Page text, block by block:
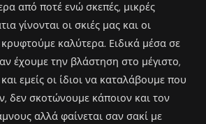
από ποτέ ενώ σκεπές, μικρές
γίνονται οι σκιές μας και οι
καλύτερα. Ειδικά μέσα σε
έχουμε την βλάστηση στο μέγιστο,
εμείς οι ίδιοι να καταλάβουμε που
δεν σκοτώνουμε κάποιον και τον
αλλά φαίνεται σαν σακί με